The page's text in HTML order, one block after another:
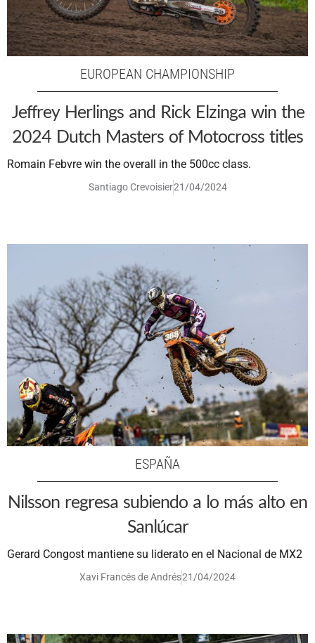
EUROPEAN CHAMPIONSHIP
Jeffrey Herlings and Rick Elzinga win the
2024 Dutch Masters of Motocross titles
Romain Febvre win the overall in the 500cc class.
Santiago Crevoisier21/04/2024
ESPAÑA
Nilsson regresa subiendo a lo más alto en
Sanlúcar
Gerard Congost mantiene su liderato en el Nacional de MX2
Xavi Francés de Andrés21/04/2024